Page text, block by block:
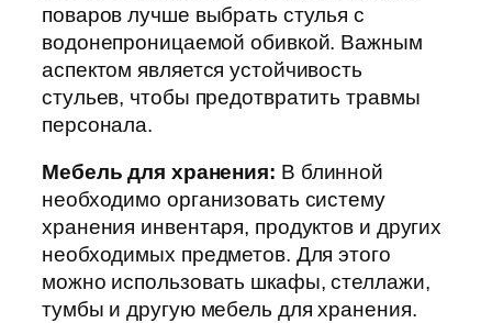
поваров лучше выбрать стулья с
водонепроницаемой обивкой. Важным
аспектом является устойчивость
стульев, чтобы предотвратить травмы
персонала.
Мебель для хранения: В блинной
необходимо организовать систему
хранения инвентаря, продуктов и других
необходимых предметов. Для этого
можно использовать шкафы, стеллажи,
тумбы и другую мебель для хранения.